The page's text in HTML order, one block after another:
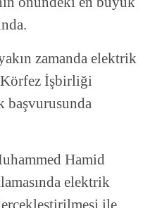
zamanda elektrik
Körfez İşbirliği
başvurusunda
Hamid
elektrik
ile